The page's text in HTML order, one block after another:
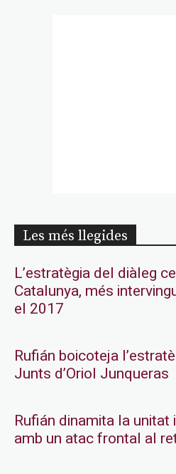
Les més llegides
L’estratègia del diàleg
Catalunya, més
el 2017
Rufián boicoteja
Junts d’Oriol Junqueras
Rufián dinamita la
amb un atac frontal al